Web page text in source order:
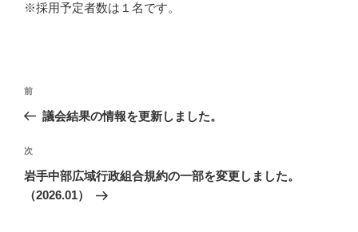
※採用予定者数は１名です。
前
議会結果の情報を更新しました。
次
岩手中部広域行政組合規約の一部を変更しました。
（2026.01）